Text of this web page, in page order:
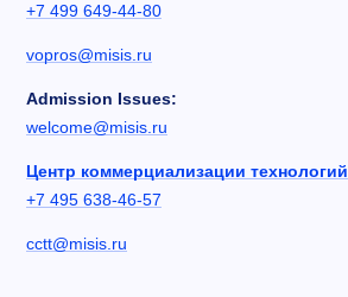
+7 499 649-44-80
vopros@misis.ru
Admission Issues:
welcome@misis.ru
Центр коммерциализации технологий
+7 495 638-46-57
cctt@misis.ru